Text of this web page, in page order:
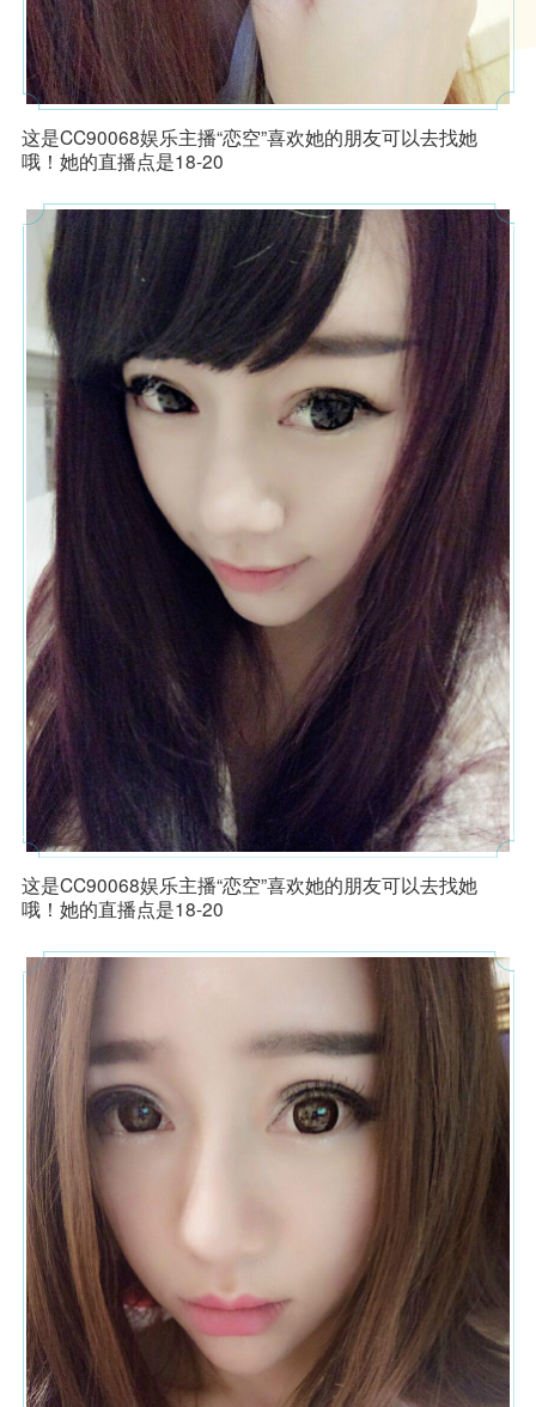
这是CC90068娱乐主播“恋空”喜欢她的朋友可以去找她
哦！她的直播点是18-20
这是CC90068娱乐主播“恋空”喜欢她的朋友可以去找她
哦！她的直播点是18-20